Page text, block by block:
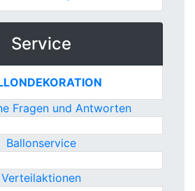
Service
Fragen und Antworten
Ballonservice
Verteilaktionen